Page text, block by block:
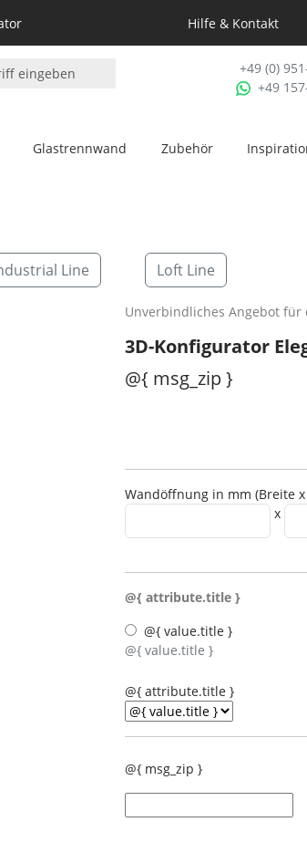
Hilfe & Kontakt
+49 (0)
+49
Glastrennwand Zubehör
Line Loft Line
Unverbindliches Angebot
3D-Konfigurator
@{ msg_zip }
Wandöffnung in mm (Breite x
x
@{ attribute.title }
@{ value.title }
@{ value.title }
@{ attribute.title }
@{ msg_zip }